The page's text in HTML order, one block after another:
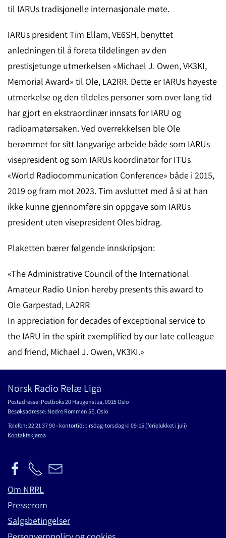
til IARUs tradisjonelle internasjonale møte.
IARUs president Tim Ellam, VE6SH, benyttet
anledningen til å foreta tildelingen av den
prestisjetunge utmerkelsen «Michael J. Owen, VK3KI,
Memorial Award» til Ole, LA2RR. Dette er IARUs høyeste
utmerkelse og den tildeles personer som over lang tid
har gjort en ekstraordinær innsats for IARU og
radioamatørsaken. Ved overrekkelsen ble Ole
berømmet for sitt langvarige arbeide både som IARUs
visepresident og som IARUs koordinator for ITUs
«World Radiocommunication Conference» både i 2015,
2019 og fram mot 2023. Tim avsluttet med å si at han
ikke kunne gjennomføre sin oppgave som IARUs
president uten visepresident Oles bidrag.
Plaketten bærer følgende innskripsjon:
«The Administrative Council of the International
Amateur Radio Union hereby presents this award to
Ole Garpestad, LA2RR
In appreciation for decades of exceptional service to
the IARU in the spirit exemplified by our late colleague
and friend, Michael J. Owen, VK3KI.»
Norsk Radio Relæ Liga
Postadresse: Postboks 20 Haugenstua, 0915 Oslo
Besøksadresse: Nedre Rommen 5E, Oslo
Telefon: 22 21 37 90 - kontortid: tirsdag-torsdag kl 09-15 (ferielukket i juli)
Kontaktskjema
Om NRRL
Presserom
Salgsbetingelser